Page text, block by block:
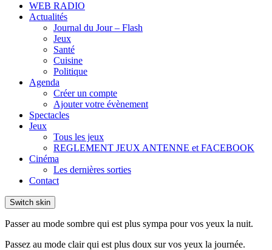
WEB RADIO
Actualités
Journal du Jour – Flash
Jeux
Santé
Cuisine
Politique
Agenda
Créer un compte
Ajouter votre évènement
Spectacles
Jeux
Tous les jeux
REGLEMENT JEUX ANTENNE et FACEBOOK
Cinéma
Les dernières sorties
Contact
Switch skin
Passer au mode sombre qui est plus sympa pour vos yeux la nuit.
Passez au mode clair qui est plus doux sur vos yeux la journée.